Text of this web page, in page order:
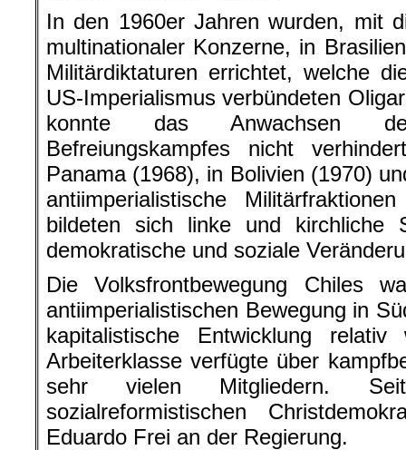
In den 1960er Jahren wurden, mit
multinationaler Konzerne, in
Militärdiktaturen errichtet, welche
US-Imperialismus verbündeten
konnte das Anwachsen des
Befreiungskampfes nicht
Panama (1968), in Bolivien (1970)
antiimperialistische
bildeten sich linke und kirchliche
demokratische und soziale
Die Volksfrontbewegung Chiles
antiimperialistischen Bewegung in
kapitalistische Entwicklung
Arbeiterklasse verfügte über
sehr vielen Mitgliedern.
sozialreformistischen
Eduardo Frei an der Regierung.